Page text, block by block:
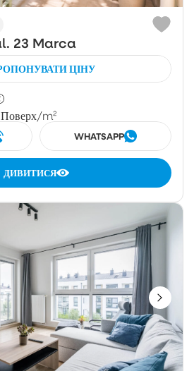
23 Marca
ЦІНУ
Поверх/m²
WHATSAPP
ДИВИТИСЯ